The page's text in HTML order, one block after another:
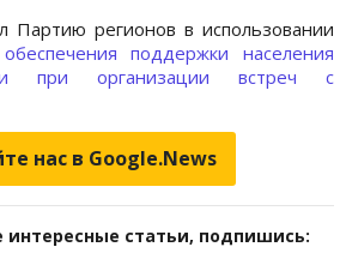
регионов в использовании
поддержки населения
при организации встреч с
нас в Google.News
интересные статьи, подпишись: